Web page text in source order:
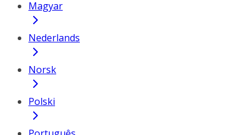
Magyar
Nederlands
Norsk
Polski